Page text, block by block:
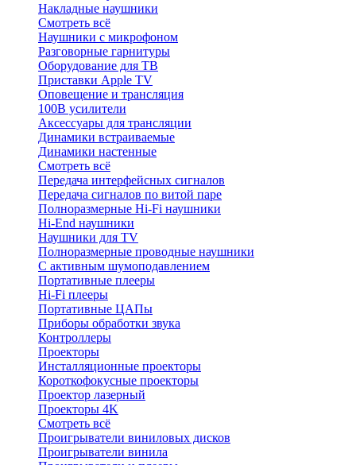
Накладные наушники
Смотреть всё
Наушники с микрофоном
Разговорные гарнитуры
Оборудование для ТВ
Приставки Apple TV
Оповещение и трансляция
100В усилители
Аксессуары для трансляции
Динамики встраиваемые
Динамики настенные
Смотреть всё
Передача интерфейсных сигналов
Передача сигналов по витой паре
Полноразмерные Hi-Fi наушники
Hi-End наушники
Наушники для TV
Полноразмерные проводные наушники
С активным шумоподавлением
Портативные плееры
Hi-Fi плееры
Портативные ЦАПы
Приборы обработки звука
Контроллеры
Проекторы
Инсталляционные проекторы
Короткофокусные проекторы
Проектор лазерный
Проекторы 4K
Смотреть всё
Проигрыватели виниловых дисков
Проигрыватели винила